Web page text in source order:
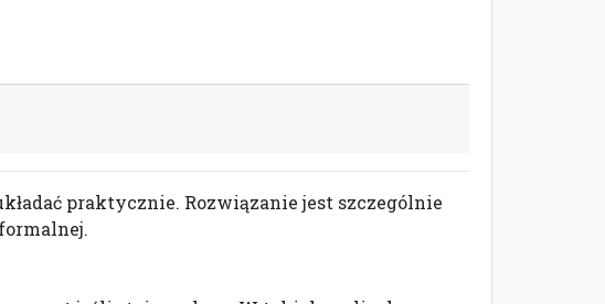
praktycznie. Rozwiązanie jest szczególnie